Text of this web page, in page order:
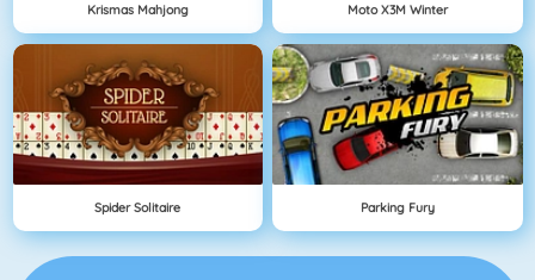
Krismas Mahjong Moto X3M Winter
Spider Solitaire Parking Fury